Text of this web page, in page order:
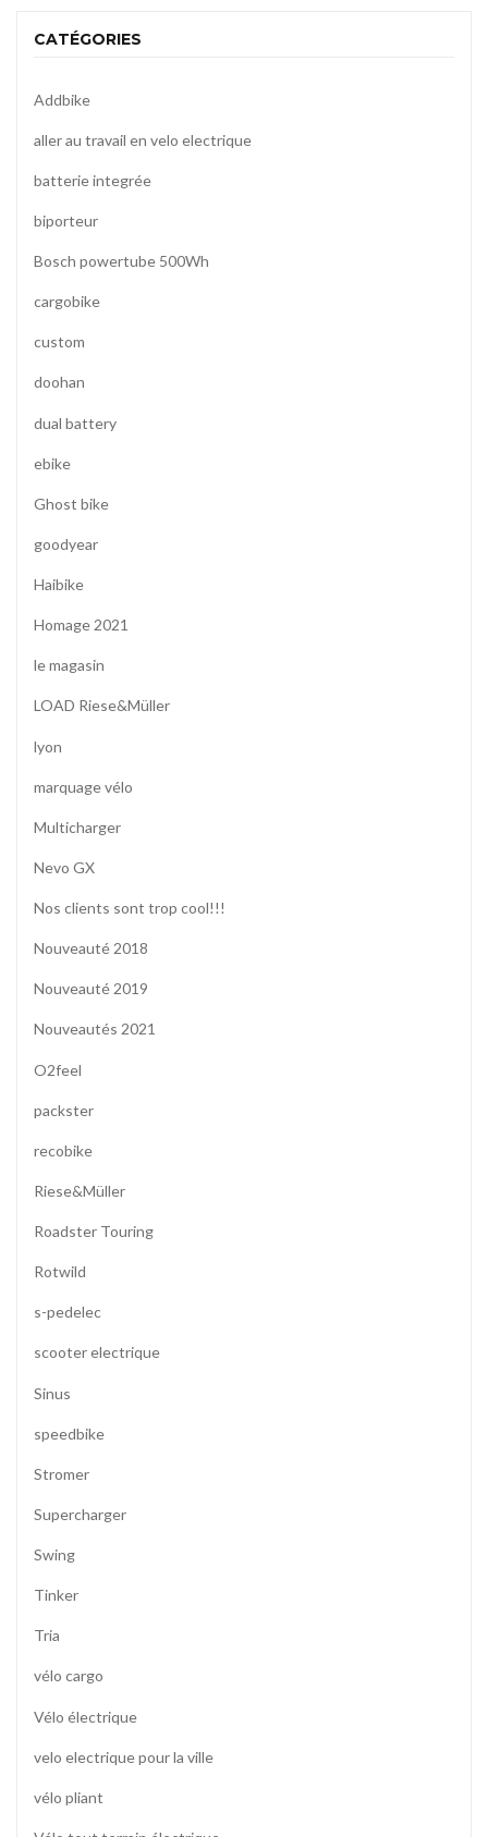
CATÉGORIES
Addbike
aller au travail en velo electrique
batterie integrée
biporteur
Bosch powertube 500Wh
cargobike
custom
doohan
dual battery
ebike
Ghost bike
goodyear
Haibike
Homage 2021
le magasin
LOAD Riese&Müller
lyon
marquage vélo
Multicharger
Nevo GX
Nos clients sont trop cool!!!
Nouveauté 2018
Nouveauté 2019
Nouveautés 2021
O2feel
packster
recobike
Riese&Müller
Roadster Touring
Rotwild
s-pedelec
scooter electrique
Sinus
speedbike
Stromer
Supercharger
Swing
Tinker
Tria
vélo cargo
Vélo électrique
velo electrique pour la ville
vélo pliant